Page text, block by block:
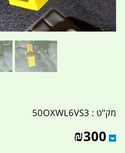
מק"ט : 50OXWL6VS3
₪300